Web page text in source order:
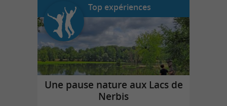
Top expériences
Une pause nature aux Lacs de
Nerbis